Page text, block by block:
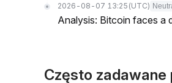
2026-08-07 13:25 (UTC)
Analysis: Bitcoin faces a
Często zadawane